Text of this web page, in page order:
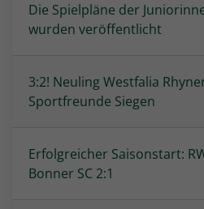
Die Spielpläne der
wurden veröffentlicht
3:2! Neuling Westfalia
Sportfreunde Siegen
Erfolgreicher Saisonstart:
Bonner SC 2:1